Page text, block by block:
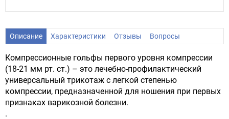
Описание Характеристики Отзывы Вопросы
Компрессионные гольфы первого уровня компрессии
(18-21 мм рт. ст.) – это лечебно-профилактический
универсальный трикотаж с легкой степенью
компрессии, предназначенной для ношения при первых
признаках варикозной болезни.
.